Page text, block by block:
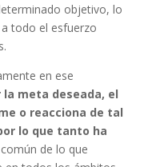
objetivo, lo
todo el esfuerzo
en ese
meta deseada, el
o reacciona de tal
lo que tanto ha
de lo que